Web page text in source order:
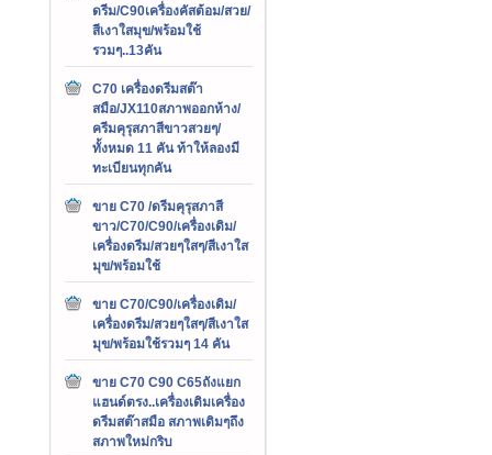
ดรีม/C90เครื่องคัสต้อม/สวย/
สีเงาใสมุข/พร้อมใช้
รวมๆ..13คัน
C70 เครื่องดรีมสต๊า
สมือ/JX110สภาพออกห้าง/
ครีมคุรุสภาสีขาวสวยๆ/
ทั้งหมด 11 คัน ท้าให้ลองมี
ทะเบียนทุกคัน
ขาย C70 /ดรีมคุรุสภาสี
ขาว/C70/C90/เครื่องเดิม/
เครื่องดรีม/สวยๆใสๆ/สีเงาใส
มุข/พร้อมใช้
ขาย C70/C90/เครื่องเดิม/
เครื่องดรีม/สวยๆใสๆ/สีเงาใส
มุข/พร้อมใช้รวมๆ 14 คัน
ขาย C70 C90 C65ถังแยก
แฮนด์ตรง..เครื่องเดิมเครื่อง
ดรีมสต๊าสมือ สภาพเดิมๆถึง
สภาพใหม่กริบ